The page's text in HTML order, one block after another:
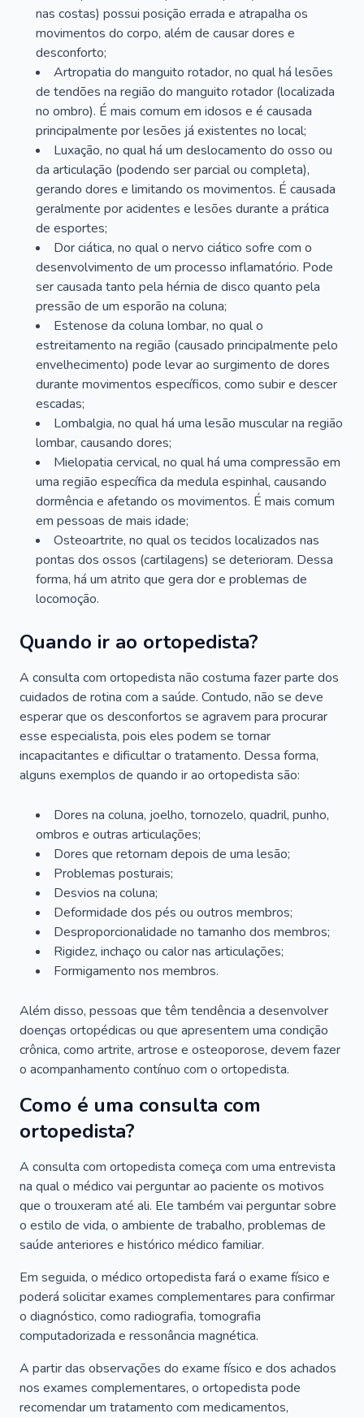
nas costas) possui posição errada e atrapalha os
movimentos do corpo, além de causar dores e
desconforto;
Artropatia do manguito rotador, no qual há lesões
de tendões na região do manguito rotador (localizada
no ombro). É mais comum em idosos e é causada
principalmente por lesões já existentes no local;
Luxação, no qual há um deslocamento do osso ou
da articulação (podendo ser parcial ou completa),
gerando dores e limitando os movimentos. É causada
geralmente por acidentes e lesões durante a prática
de esportes;
Dor ciática, no qual o nervo ciático sofre com o
desenvolvimento de um processo inflamatório. Pode
ser causada tanto pela hérnia de disco quanto pela
pressão de um esporão na coluna;
Estenose da coluna lombar, no qual o
estreitamento na região (causado principalmente pelo
envelhecimento) pode levar ao surgimento de dores
durante movimentos específicos, como subir e descer
escadas;
Lombalgia, no qual há uma lesão muscular na região
lombar, causando dores;
Mielopatia cervical, no qual há uma compressão em
uma região específica da medula espinhal, causando
dormência e afetando os movimentos. É mais comum
em pessoas de mais idade;
Osteoartrite, no qual os tecidos localizados nas
pontas dos ossos (cartilagens) se deterioram. Dessa
forma, há um atrito que gera dor e problemas de
locomoção.
Quando ir ao ortopedista?
A consulta com ortopedista não costuma fazer parte dos
cuidados de rotina com a saúde. Contudo, não se deve
esperar que os desconfortos se agravem para procurar
esse especialista, pois eles podem se tornar
incapacitantes e dificultar o tratamento. Dessa forma,
alguns exemplos de quando ir ao ortopedista são:
Dores na coluna, joelho, tornozelo, quadril, punho,
ombros e outras articulações;
Dores que retornam depois de uma lesão;
Problemas posturais;
Desvios na coluna;
Deformidade dos pés ou outros membros;
Desproporcionalidade no tamanho dos membros;
Rigidez, inchaço ou calor nas articulações;
Formigamento nos membros.
Além disso, pessoas que têm tendência a desenvolver
doenças ortopédicas ou que apresentem uma condição
crônica, como artrite, artrose e osteoporose, devem fazer
o acompanhamento contínuo com o ortopedista.
Como é uma consulta com
ortopedista?
A consulta com ortopedista começa com uma entrevista
na qual o médico vai perguntar ao paciente os motivos
que o trouxeram até ali. Ele também vai perguntar sobre
o estilo de vida, o ambiente de trabalho, problemas de
saúde anteriores e histórico médico familiar.
Em seguida, o médico ortopedista fará o exame físico e
poderá solicitar exames complementares para confirmar
o diagnóstico, como radiografia, tomografia
computadorizada e ressonância magnética.
A partir das observações do exame físico e dos achados
nos exames complementares, o ortopedista pode
recomendar um tratamento com medicamentos,